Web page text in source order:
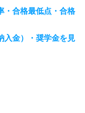
・合格最低点・合格
入金）・奨学金を見